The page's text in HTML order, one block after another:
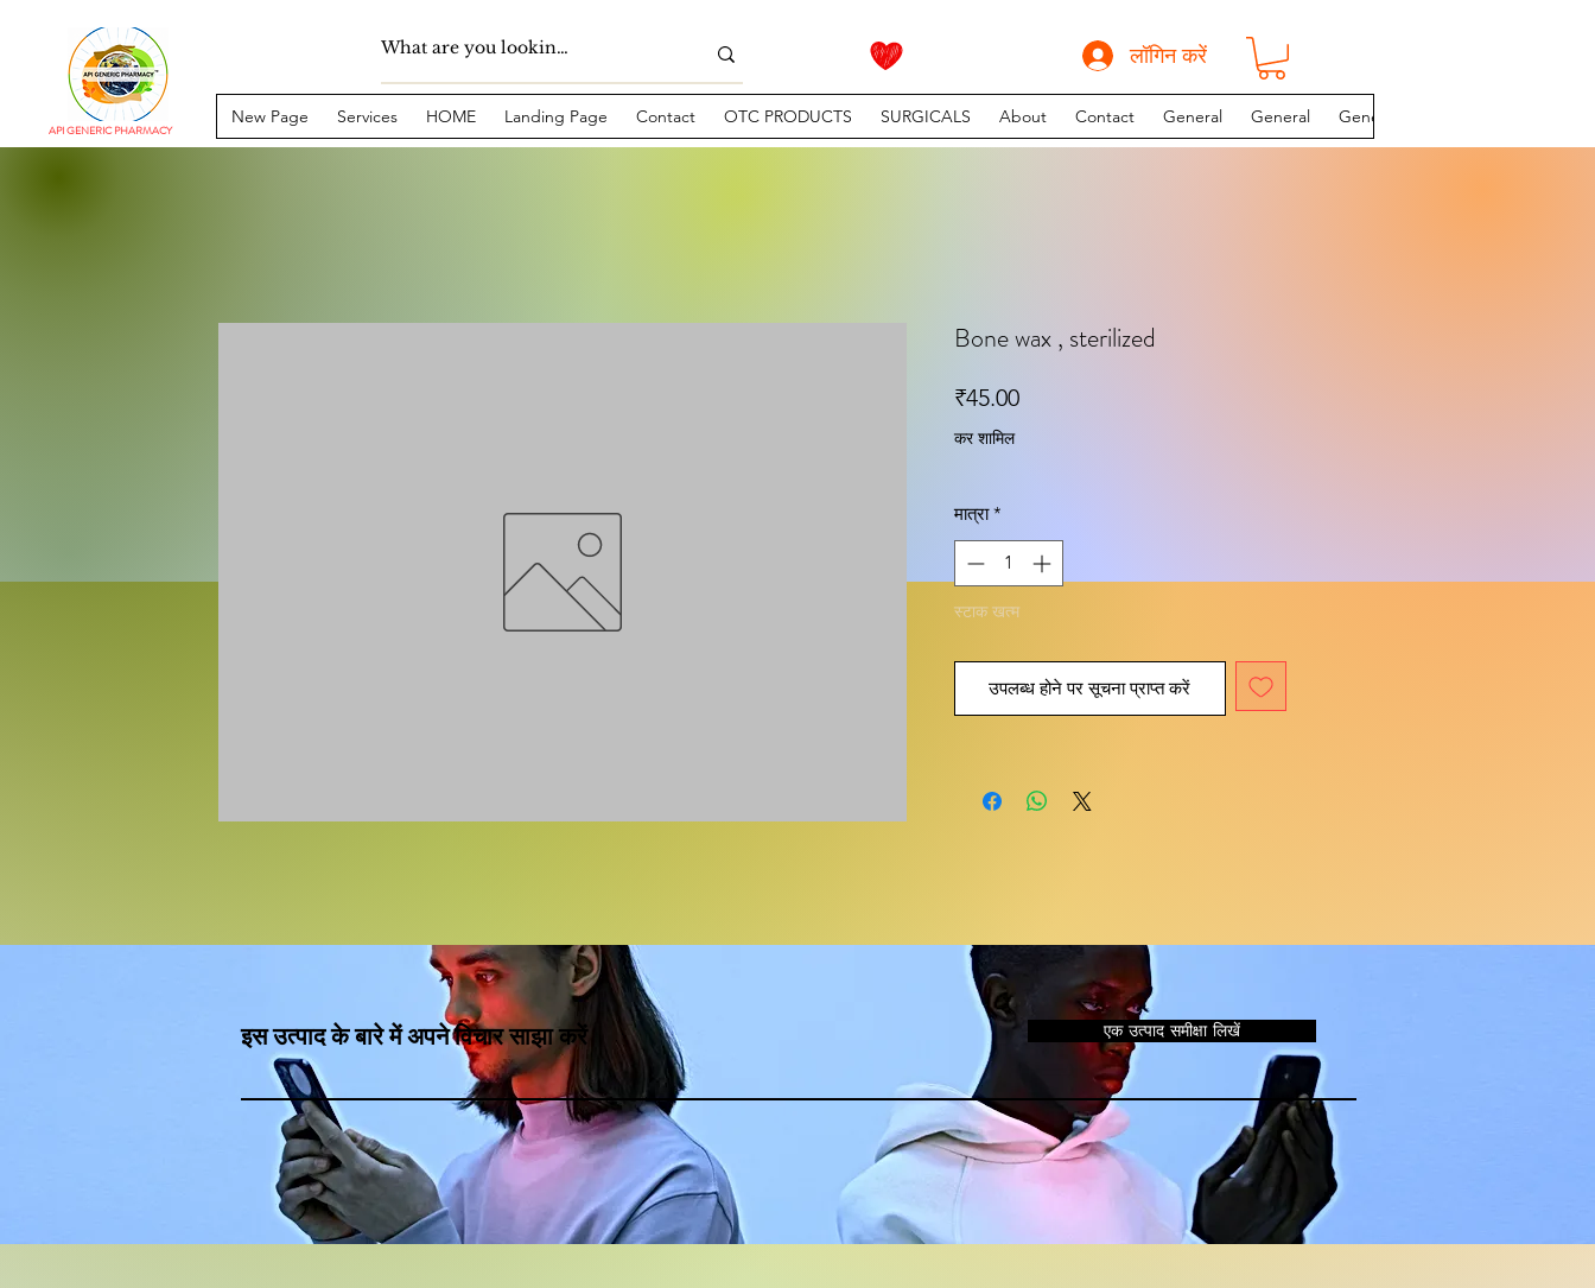
API GENERIC PHARMACY
लॉगिन करें
New Page Services HOME Landing Page Contact OTC PRODUCTS SURGICALS About Contact General General General
Bone wax , sterilized
₹45.00मूल्य
कर शामिल
मात्रा *
स्टाक खत्म
उपलब्ध होने पर सूचना प्राप्त करें
इस उत्पाद के बारे में अपने विचार साझा करें एक उत्पाद समीक्षा लिखें